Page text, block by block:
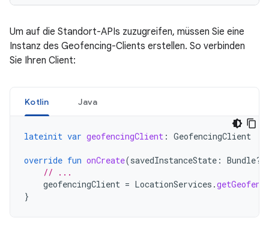
Um auf die Standort-APIs zuzugreifen, müssen Sie eine
Instanz des Geofencing-Clients erstellen. So verbinden
Sie Ihren Client:
Kotlin Java
lateinit var geofencingClient : GeofencingClient
override fun onCreate(savedInstanceState : Bundle?)
// ...
geofencingClient = LocationServices .
}